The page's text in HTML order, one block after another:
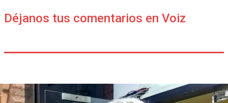
Déjanos tus comentarios en Voiz